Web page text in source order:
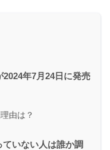
年7月24日に発売
由は？
いない人は誰か調